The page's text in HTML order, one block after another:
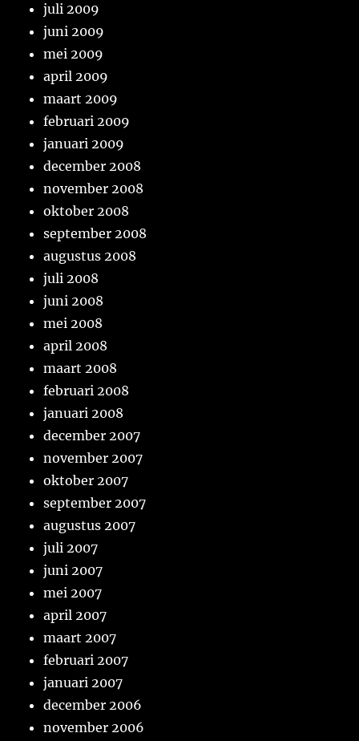
juli 2009
juni 2009
mei 2009
april 2009
maart 2009
februari 2009
januari 2009
december 2008
november 2008
oktober 2008
september 2008
augustus 2008
juli 2008
juni 2008
mei 2008
april 2008
maart 2008
februari 2008
januari 2008
december 2007
november 2007
oktober 2007
september 2007
augustus 2007
juli 2007
juni 2007
mei 2007
april 2007
maart 2007
februari 2007
januari 2007
december 2006
november 2006